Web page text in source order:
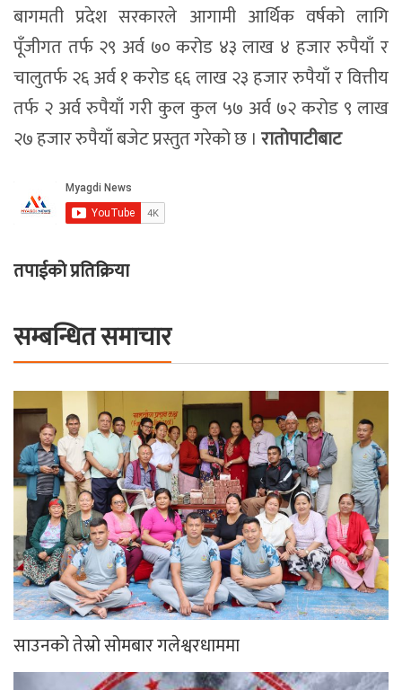
बागमती प्रदेश सरकारले आगामी आर्थिक वर्षको लागि
पूँजीगत तर्फ २९ अर्व ७० करोड ४३ लाख ४ हजार रुपैयाँ र
चालुतर्फ २६ अर्व १ करोड ६६ लाख २३ हजार रुपैयाँ र वित्तीय
तर्फ २ अर्व रुपैयाँ गरी कुल कुल ५७ अर्व ७२ करोड ९ लाख
२७ हजार रुपैयाँ बजेट प्रस्तुत गरेको छ । रातोपाटीबाट
तपाईको प्रतिक्रिया
सम्बन्धित समाचार
साउनको तेस्रो सोमबार गलेश्वरधाममा